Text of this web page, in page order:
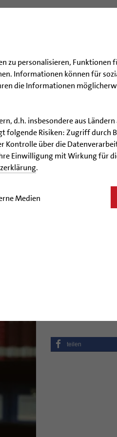
zu personalisieren, Funktionen
Informationen können für
die Informationen
d.h. insbesondere aus
folgende Risiken: Zugriff durch
Kontrolle über die
Einwilligung mit Wirkung für
.
Medien
BERATUNG & HILFE
kann man gegen Spende
Die Hildesheimer
veranstaltet einen
vorhandene und
„Wir bieten
Wissenschaft,
Dr. Monika
16.30 Uhr im
teilen